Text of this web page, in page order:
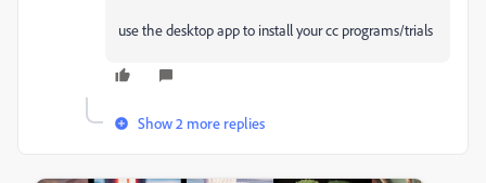
use the desktop app to install your cc programs/trials
Show 2 more replies